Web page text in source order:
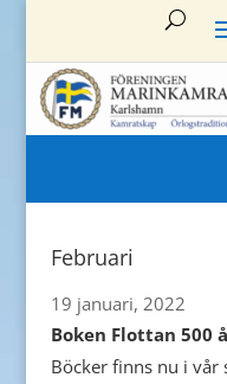
Februari
19 januari, 2022
Boken Flottan 500
Böcker finns nu i vår